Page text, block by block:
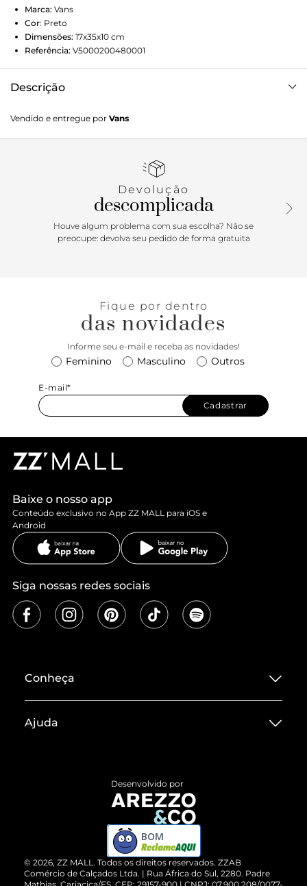
Marca: Vans
Cor: Preto
Dimensões: 17x35x10 cm
Referência: V5000200480001
Descrição
Cross Body Pack Black Ripstop preta foi incrementada
com tecidos de Cordura®, reconhecidos por sua
Com dois bolsos com fechamento em zíper, a pochete
ajustável com protetor e aplicação de etiqueta tecida com
assinatura Vans em “Drop V” e inscrições “Off The Wall” e
“since 1966”. Dimensões (AxLxP) - 17.5 x 45.5 x 10 cm.
Capacidade: 4 litros.
Vendido e entregue por Vans
Devolução
descomplicada
Houve algum problema com sua escolha? Não se
preocupe: devolva seu pedido de forma gratuita
Fique por dentro
das novidades
Informe seu e-mail e receba as novidades!
Feminino Masculino Outros
E-mail*
Cadastrar
Baixe o nosso app
Conteúdo exclusivo no App ZZ MALL para iOS e
Android
Siga nossas redes sociais
Conheça
Termos de Uso
ZZ MALL é confiável
Cartão Presente
Ajuda
Devolução do Produto
Compre pelo WhatsApp
© 2026, ZZ MALL. Todos os direitos reservados. ZZAB
Comércio de Calçados Ltda. | Rua África do Sul, 2280. Padre
Desenvolvido por
BOM